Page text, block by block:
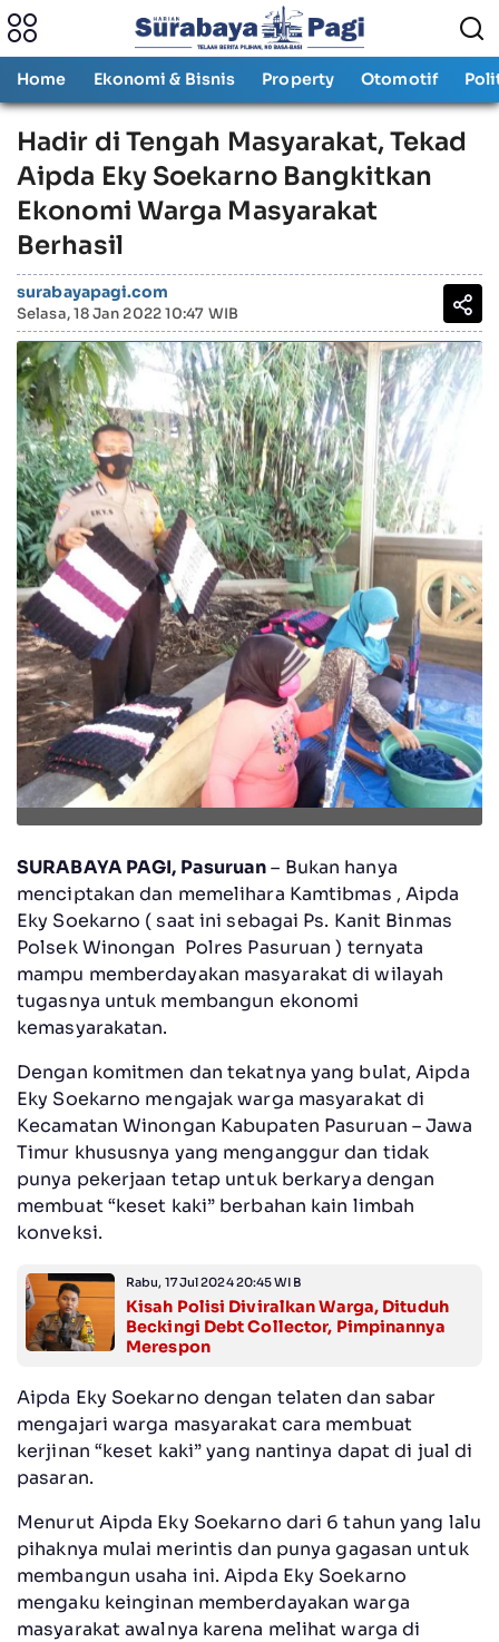
Home Ekonomi & Bisnis Property Otomotif
Hadir di Tengah Masyarakat, Tekad
Aipda Eky Soekarno Bangkitkan
Ekonomi Warga Masyarakat
Berhasil
surabayapagi.com
Selasa, 18 Jan 2022 10:47 WIB
SURABAYA PAGI, Pasuruan– Bukan hanya
menciptakan dan memelihara Kamtibmas , Aipda
Eky Soekarno ( saat ini sebagai Ps. Kanit Binmas
Polsek Winongan Polres Pasuruan ) ternyata
mampu memberdayakan masyarakat di wilayah
tugasnya untuk membangun ekonomi
kemasyarakatan.
Dengan komitmen dan tekatnya yang bulat, Aipda
Eky Soekarno mengajak warga masyarakat di
Kecamatan Winongan Kabupaten Pasuruan – Jawa
Timur khususnya yang menganggur dan tidak
punya pekerjaan tetap untuk berkarya dengan
membuat “keset kaki” berbahan kain limbah
konveksi.
Rabu, 17 Jul 2024 20:45 WIB
Kisah Polisi Diviralkan Warga, Dituduh
Beckingi Debt Collector, Pimpinannya
Merespon
Aipda Eky Soekarno dengan telaten dan sabar
mengajari warga masyarakat cara membuat
kerjinan “keset kaki” yang nantinya dapat di jual di
pasaran.
Menurut Aipda Eky Soekarno dari 6 tahun yang lalu
pihaknya mulai merintis dan punya gagasan untuk
membangun usaha ini. Aipda Eky Soekarno
mengaku keinginan memberdayakan warga
masyarakat awalnya karena melihat warga di